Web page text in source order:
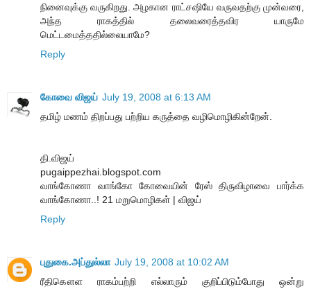
நினைவுக்கு வருகிறது. அழகான ராட்சஷியே வருவதற்கு முன்வரை,
அந்த ராகத்தில் தலைவரைத்தவிர யாருமே
மெட்டமைத்ததில்லையாமே?
Reply
கோவை விஜய் July 19, 2008 at 6:13 AM
தமிழ் மணம் திறப்பது பற்றிய கருத்தை வழிமொழிகின்றேன்.
தி.விஜய்
pugaippezhai.blogspot.com
வாங்கோணா வாங்கோ கோவையின் ரேஸ் திருவிழாவை பார்க்க
வாங்கோணா..! 21 மறுமொழிகள் | விஜய்
Reply
புதுகை.அப்துல்லா July 19, 2008 at 10:02 AM
ரீதிகௌள ராகம்பற்றி எல்லாரும் குறிப்பிடும்போது ஒன்று